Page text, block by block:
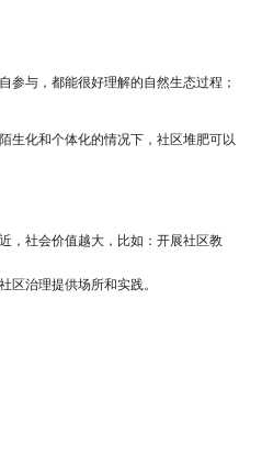
参与，都能很好理解的自然生态过程；
生化和个体化的情况下，社区堆肥可以
，社会价值越大，比如：开展社区教
区治理提供场所和实践。